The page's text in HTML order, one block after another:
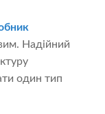
Надійний
один тип